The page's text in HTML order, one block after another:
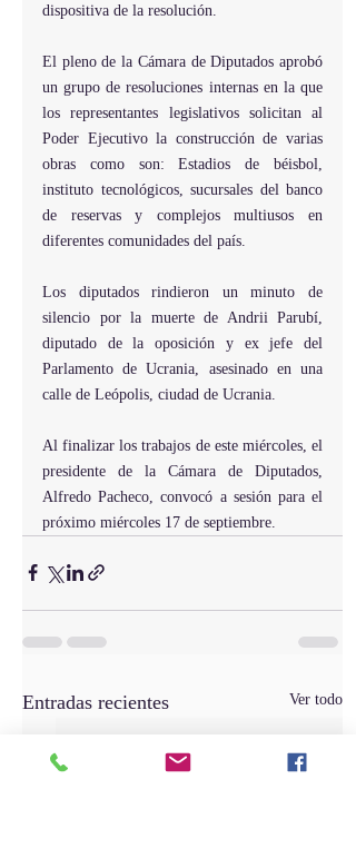
dispositiva de la resolución.
El pleno de la Cámara de Diputados aprobó
un grupo de resoluciones internas en la que
los representantes legislativos solicitan al
Poder Ejecutivo la construcción de varias
obras como son: Estadios de béisbol,
instituto tecnológicos, sucursales del banco
de reservas y complejos multiusos en
diferentes comunidades del país.
Los diputados rindieron un minuto de
silencio por la muerte de Andrii Parubí,
diputado de la oposición y ex jefe del
Parlamento de Ucrania, asesinado en una
calle de Leópolis, ciudad de Ucrania.
Al finalizar los trabajos de este miércoles, el
presidente de la Cámara de Diputados,
Alfredo Pacheco, convocó a sesión para el
próximo miércoles 17 de septiembre.
Entradas recientes Ver todo